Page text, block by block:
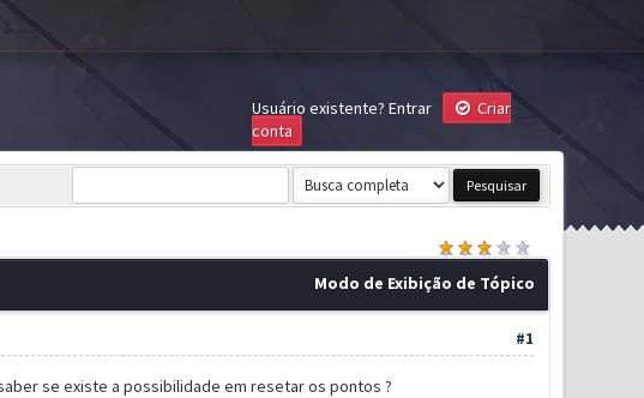
Usuário existente? Entrar
Criar
conta
Modo de Exibição de Tópico
#1
se existe a possibilidade em resetar os pontos ?